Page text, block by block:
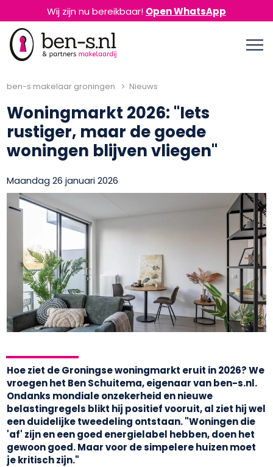
Wij zijn nu bereikbaar! Open WhatsApp
ben-s makelaar groningen Nieuws
Woningmarkt 2026: "Iets
rustiger, maar de goede
woningen blijven vliegen"
Maandag 26 januari 2026
Hoe ziet de Groningse woningmarkt eruit in 2026? We
vroegen het Ben Schuitema, eigenaar van ben-s.nl.
Ondanks mondiale onzekerheid en nieuwe
belastingregels blikt hij positief vooruit, al ziet hij wel
een duidelijke tweedeling ontstaan. "Woningen die
'af' zijn en een goed energielabel hebben, doen het
gewoon goed. Maar voor de simpelere huizen moet
je kritisch zijn."